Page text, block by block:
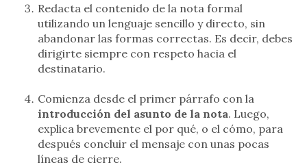
Redacta el contenido de la nota formal
utilizando un lenguaje sencillo y directo, sin
abandonar las formas correctas. Es decir, debes
dirigirte siempre con respeto hacia el
destinatario.
Comienza desde el primer párrafo con la
introducción del asunto de la nota. Luego,
explica brevemente el por qué, o el cómo, para
después concluir el mensaje con unas pocas
líneas de cierre.